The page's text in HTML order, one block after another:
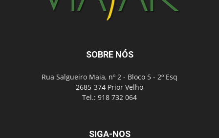
SOBRE NÓS
Rua Salgueiro Maia, nº 2 - Bloco 5 - 2º Esq
2685-374 Prior Velho
Tel.: 918 732 064
SIGA-NOS